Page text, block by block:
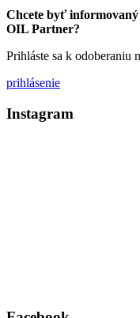
Chcete byť
OIL Partner?
Prihláste sa k odoberaniu
prihlásenie
Instagram